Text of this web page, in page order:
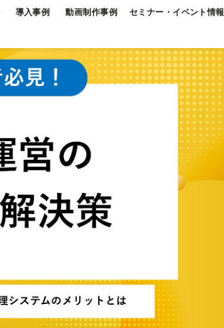
導入事例 動画制作事例 セミナー・イベント情報